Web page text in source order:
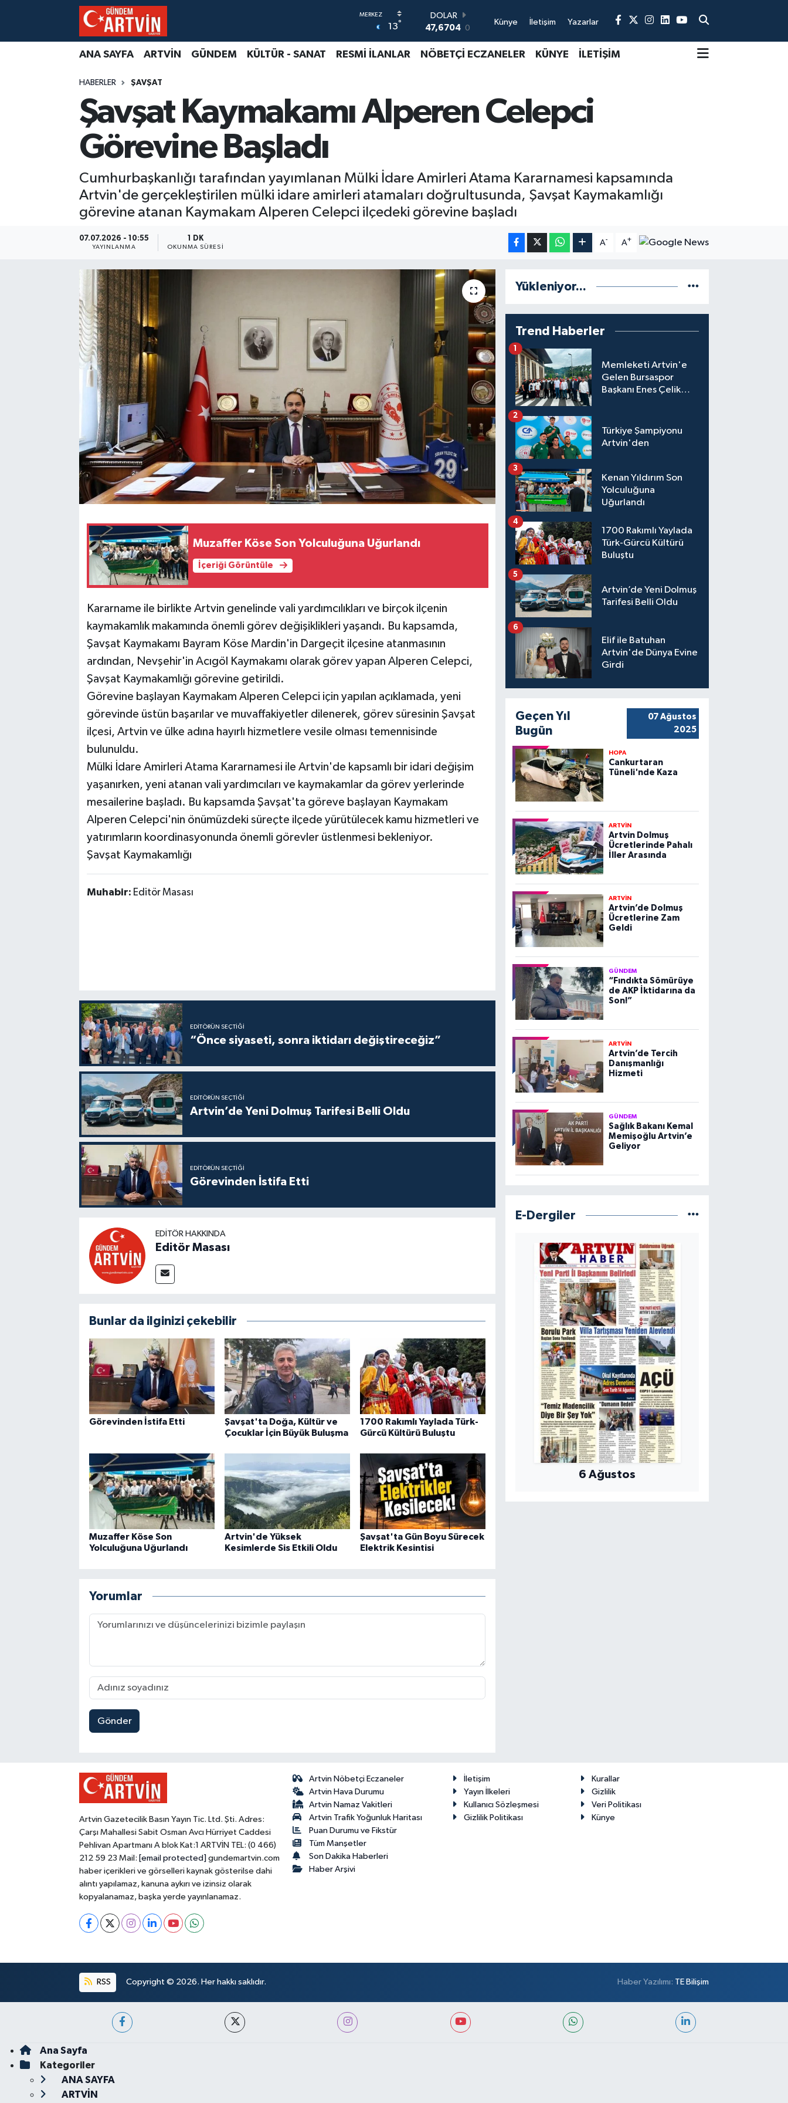
13°
DOLAR
47,6704 0
EURO
55,0406 -0.08
BİST100
13.799
Künye İletişim Yazarlar
ANA SAYFA ARTVİN GÜNDEM KÜLTÜR - SANAT RESMİ İLANLAR NÖBETÇİ ECZANELER KÜNYE İLETİŞİM
HABERLER ŞAVŞAT
Şavşat Kaymakamı Alperen Celepci
Görevine Başladı
Cumhurbaşkanlığı tarafından yayımlanan Mülki İdare Amirleri Atama Kararnamesi kapsamında
Artvin'de gerçekleştirilen mülki idare amirleri atamaları doğrultusunda, Şavşat Kaymakamlığı
görevine atanan Kaymakam Alperen Celepci ilçedeki görevine başladı
07.07.2026 - 10:55
YAYINLANMA
1 DK
OKUNMA SÜRESI
A- A+
Muzaffer Köse Son Yolculuğuna Uğurlandı
İçeriği Görüntüle
Kararname ile birlikte Artvin genelinde vali yardımcılıkları ve birçok ilçenin
kaymakamlık makamında önemli görev değişiklikleri yaşandı. Bu kapsamda,
Şavşat Kaymakamı Bayram Köse Mardin'in Dargeçit ilçesine atanmasının
ardından, Nevşehir'in Acıgöl Kaymakamı olarak görev yapan Alperen Celepci,
Şavşat Kaymakamlığı görevine getirildi.
Görevine başlayan Kaymakam Alperen Celepci için yapılan açıklamada, yeni
görevinde üstün başarılar ve muvaffakiyetler dilenerek, görev süresinin Şavşat
ilçesi, Artvin ve ülke adına hayırlı hizmetlere vesile olması temennisinde
bulunuldu.
Mülki İdare Amirleri Atama Kararnamesi ile Artvin'de kapsamlı bir idari değişim
yaşanırken, yeni atanan vali yardımcıları ve kaymakamlar da görev yerlerinde
mesailerine başladı. Bu kapsamda Şavşat'ta göreve başlayan Kaymakam
Alperen Celepci'nin önümüzdeki süreçte ilçede yürütülecek kamu hizmetleri ve
yatırımların koordinasyonunda önemli görevler üstlenmesi bekleniyor.
Şavşat Kaymakamlığı
Muhabir: Editör Masası
EDITÖRÜN SEÇTIĞI
“Önce siyaseti, sonra iktidarı değiştireceğiz”
EDITÖRÜN SEÇTIĞI
Artvin’de Yeni Dolmuş Tarifesi Belli Oldu
EDITÖRÜN SEÇTIĞI
Görevinden İstifa Etti
EDITÖR HAKKINDA
Editör Masası
Bunlar da ilginizi çekebilir
Görevinden İstifa Etti
Şavşat'ta Doğa, Kültür ve
Çocuklar İçin Büyük Buluşma
1700 Rakımlı Yaylada Türk-
Gürcü Kültürü Buluştu
Muzaffer Köse Son
Yolculuğuna Uğurlandı
Artvin'de Yüksek
Kesimlerde Sis Etkili Oldu
Şavşat'ta Gün Boyu Sürecek
Elektrik Kesintisi
Yorumlar
Gönder
Yükleniyor...
Trend Haberler
Memleketi Artvin'e
Gelen Bursaspor
Başkanı Enes Çelik
1
Türkiye Şampiyonu
Artvin'den
2
Kenan Yıldırım Son
Yolculuğuna
Uğurlandı
3
1700 Rakımlı Yaylada
Türk-Gürcü Kültürü
Buluştu
4
Artvin’de Yeni Dolmuş
Tarifesi Belli Oldu
5
Elif ile Batuhan
Artvin'de Dünya Evine
Girdi
6
Geçen Yıl
Bugün
07 Ağustos
2025
HOPA
Cankurtaran
Tüneli'nde Kaza
ARTVİN
Artvin Dolmuş
Ücretlerinde Pahalı
İller Arasında
ARTVİN
Artvin’de Dolmuş
Ücretlerine Zam
Geldi
GÜNDEM
“Fındıkta Sömürüye
de AKP İktidarına da
Son!”
ARTVİN
Artvin’de Tercih
Danışmanlığı
Hizmeti
GÜNDEM
Sağlık Bakanı Kemal
Memişoğlu Artvin’e
Geliyor
E-Dergiler
6 Ağustos
Artvin Gazetecilik Basın Yayın Tic. Ltd. Şti. Adres:
Çarşı Mahallesi Sabit Osman Avcı Hürriyet Caddesi
Pehlivan Apartmanı A blok Kat:1 ARTVİN TEL: (0 466)
212 59 23 Mail: [email protected] gundemartvin.com
haber içerikleri ve görselleri kaynak gösterilse dahi
alıntı yapılamaz, kanuna aykırı ve izinsiz olarak
kopyalanamaz, başka yerde yayınlanamaz.
Artvin Nöbetçi Eczaneler
Artvin Hava Durumu
Artvin Namaz Vakitleri
Artvin Trafik Yoğunluk Haritası
Puan Durumu ve Fikstür
Tüm Manşetler
Son Dakika Haberleri
Haber Arşivi
İletişim
Kurallar
Yayın İlkeleri
Gizlilik
Kullanıcı Sözleşmesi
Veri Politikası
Gizlilik Politikası
Künye
RSS Copyright © 2026. Her hakkı saklıdır. Haber Yazılımı: TE Bilişim
Ana Sayfa
Kategoriler
ANA SAYFA
ARTVİN